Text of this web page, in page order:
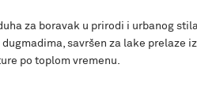
za boravak u prirodi i urbanog
savršen za lake prelaze
po toplom vremenu.